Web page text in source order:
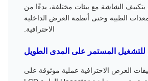
الشاشة مع بيئات مختلفة، بدءًا من
الطبية وحتى أنظمة العرض الداخلية
الاحترافية.
المستمر على المدى الطويل
العرض الاحترافية عملية موثوقة على